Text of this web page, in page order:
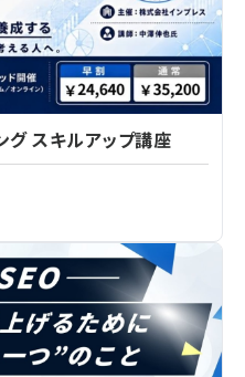
スキルアップ講座